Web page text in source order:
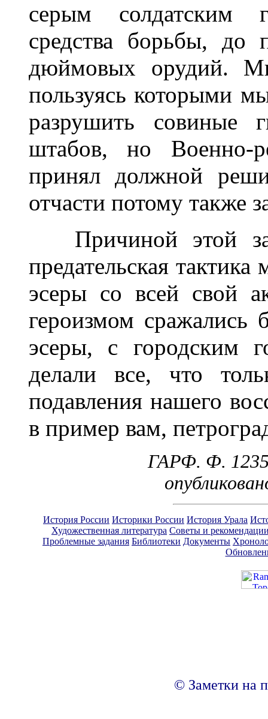
серым солдатским
средства борьбы, до
дюймовых орудий.
пользуясь которыми
разрушить совиные
штабов, но Военно-
принял должной
отчасти потому также
Причиной этой
предательская
эсеры со всей свой
героизмом
эсеры, с городским
делали все, что
подавления нашего
в пример вам,
ГАРФ. Ф.
История России Историки России История Урала
Художественная литература Советы и
Проблемные задания Библиотеки Документы
© Заметки на